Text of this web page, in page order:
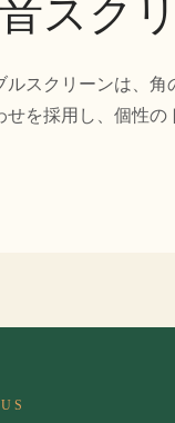
スク
ルスクリーンは、
せを採用し、個性